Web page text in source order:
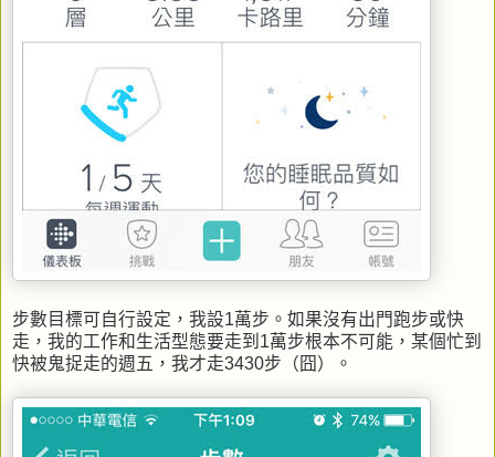
步數目標可自行設定，我設1萬步。如果沒有出門跑步或快
走，我的工作和生活型態要走到1萬步根本不可能，某個忙到
快被鬼捉走的週五，我才走3430步（囧）。